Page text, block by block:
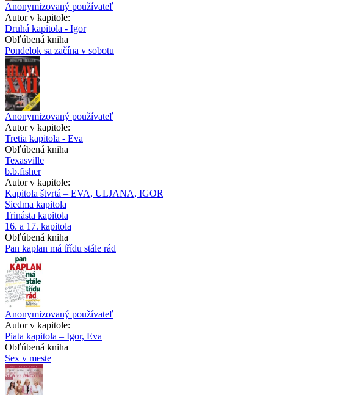
Anonymizovaný používateľ
Autor v kapitole:
Druhá kapitola - Igor
Obľúbená kniha
Pondelok sa začína v sobotu
Anonymizovaný používateľ
Autor v kapitole:
Tretia kapitola - Eva
Obľúbená kniha
Texasville
b.b.fisher
Autor v kapitole:
Kapitola štvrtá – EVA, ULJANA, IGOR
Siedma kapitola
Trinásta kapitola
16. a 17. kapitola
Obľúbená kniha
Pan kaplan má třídu stále rád
Anonymizovaný používateľ
Autor v kapitole:
Piata kapitola – Igor, Eva
Obľúbená kniha
Sex v meste